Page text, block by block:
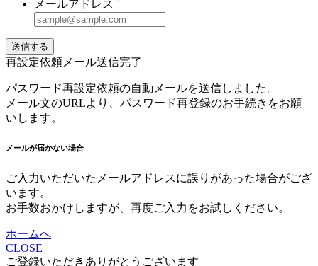
メールアドレス
送信する
再設定依頼メール送信完了
パスワード再設定依頼の自動メールを送信しました。
メール文のURLより、パスワード再登録のお手続きをお願
いします。
メールが届かない場合
ご入力いただいたメールアドレスに誤りがあった場合がござ
います。
お手数おかけしますが、再度ご入力をお試しください。
ホームへ
CLOSE
ご登録いただきありがとうございます